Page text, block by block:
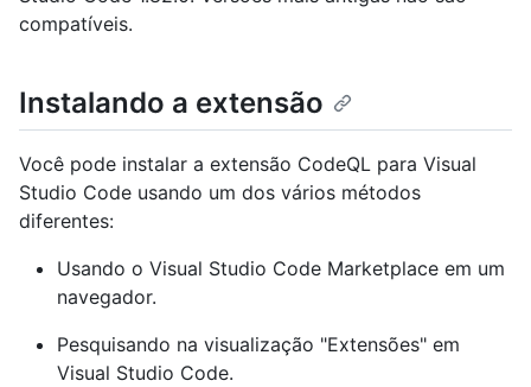
compatíveis.
Instalando a extensão
Você pode instalar a extensão CodeQL para Visual
Studio Code usando um dos vários métodos
diferentes:
Usando o Visual Studio Code Marketplace em um
navegador.
Pesquisando na visualização "Extensões" em
Visual Studio Code.